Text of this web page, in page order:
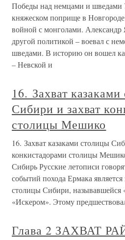
Победы над немцами и шведами
княжеском поприще в
войной с монголами. Александр
другой политикой – воевал с
шведами. В историю он вошел
– Невской и
16. Захват
Сибири и захват
столицы Мешико
16. Захват казаками столицы
конкистадорами столицы
Сибирь Русские летописи
событий похода Ермака является
столицы Сибири,
«Искером». Этому
Глава 2 ЗАХВАТ